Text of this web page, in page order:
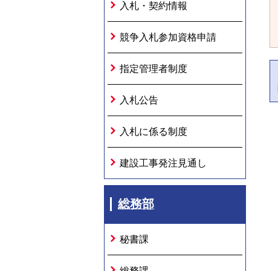
入札・契約情報
競争入札参加資格申請
指定管理者制度
入札公告
入札に係る制度
建設工事発注見通し
総務部
秘書課